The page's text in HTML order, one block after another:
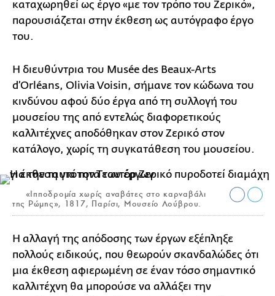
καταχωρηθεί ως έργο «με τον τρόπο του Ζερικό»,
παρουσιάζεται στην έκθεση ως αυτόγραφο έργο
του.
Η διευθύντρια του Musée des Beaux-Arts
d’Orléans, Olivia Voisin, σήμανε τον κώδωνα του
κινδύνου αφού δύο έργα από τη συλλογή του
μουσείου της από εντελώς διαφορετικούς
καλλιτέχνες αποδόθηκαν στον Ζερικό στον
κατάλογο, χωρίς τη συγκατάθεση του μουσείου.
«Ιπποδρομία χωρίς αναβάτες στο καρναβάλι
της Ρώμης», 1817, Παρίσι, Μουσείο Λούβρου.
Η αλλαγή της απόδοσης των έργων εξέπληξε
πολλούς ειδικούς, που θεωρούν σκανδαλώδες ότι
μια έκθεση αφιερωμένη σε έναν τόσο σημαντικό
καλλιτέχνη θα μπορούσε να αλλάξει την